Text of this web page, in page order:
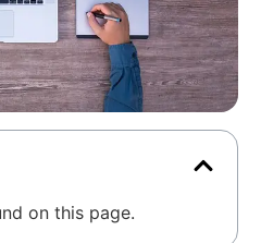
on this page.